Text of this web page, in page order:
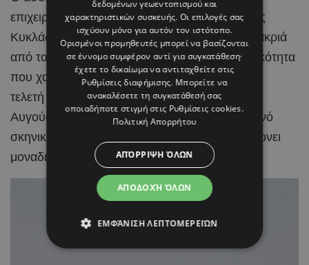
επιχειρηματίας και content creator επέλεξαν τις
Κυκλάδες για την ιδιαίτερη αυτή περίσταση, μακριά
από τα φώτα της δημοσιότητας και με διακριτικότητα
που χαρακτηρίζει γενικότερα τη σχέση τους. Η
τελετή πραγματοποιήθηκε την Κυριακή 2
Αυγούστου, μέσα σε ένα ειδυλλιακό καλοκαιρινό
σκηνικό, με το κυκλαδίτικο τοπίο να συμπληρώνει
μοναδικά τη χαρά της ημέρας.
δεδομένων γεωεντοπισμού και
χαρακτηριστικών συσκευής. Οι επιλογές σας
ισχύουν μόνο για αυτόν τον ιστότοπο.
Ορισμένοι προμηθευτές μπορεί να βασίζονται
σε έννομο συμφέρον αντί για συγκατάθεση·
έχετε το δικαίωμα να αντιταχθείτε στις
Ρυθμίσεις διαφήμισης. Μπορείτε να
ανακαλέσετε τη συγκατάθεσή σας
οποιαδήποτε στιγμή στις Ρυθμίσεις cookies.
Πολιτική Απορρήτου
ΑΠΟΔΟΧΉ ΌΛΩΝ
ΑΠΌΡΡΙΨΗ ΌΛΩΝ
ΕΜΦΆΝΙΣΗ ΛΕΠΤΟΜΕΡΕΙΏΝ